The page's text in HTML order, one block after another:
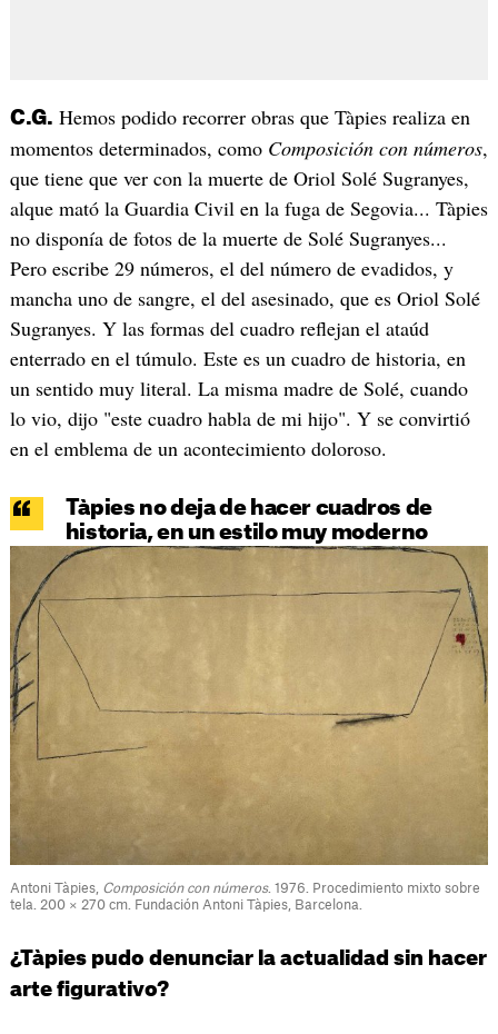
C.G. Hemos podido recorrer obras que Tàpies realiza en
momentos determinados, como Composición con números,
que tiene que ver con la muerte de Oriol Solé Sugranyes,
alque mató la Guardia Civil en la fuga de Segovia... Tàpies
no disponía de fotos de la muerte de Solé Sugranyes...
Pero escribe 29 números, el del número de evadidos, y
mancha uno de sangre, el del asesinado, que es Oriol Solé
Sugranyes. Y las formas del cuadro reflejan el ataúd
enterrado en el túmulo. Este es un cuadro de historia, en
un sentido muy literal. La misma madre de Solé, cuando
lo vio, dijo "este cuadro habla de mi hijo". Y se convirtió
en el emblema de un acontecimiento doloroso.
Tàpies no deja de hacer cuadros de
historia, en un estilo muy moderno
Antoni Tàpies, Composición con números. 1976. Procedimiento mixto sobre
tela. 200 × 270 cm. Fundación Antoni Tàpies, Barcelona.
¿Tàpies pudo denunciar la actualidad sin hacer
arte figurativo?